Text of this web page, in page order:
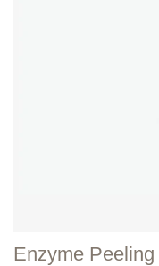
Enzyme Peeling